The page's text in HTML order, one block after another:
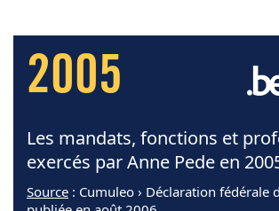
2005
Les mandats, fonctions et
exercés par Anne Pede en
Source : Cumuleo › Déclaration fédérale